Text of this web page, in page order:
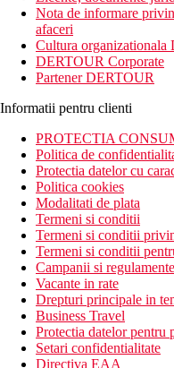
apropiere de orasul
un echilibru ideal intre
si cele pentru relaxare,
asupra orasului.
22 km distanta
Descrierea camerei
Camerele dispun de:
aer conditionat
Wifi
TV
dus sau cada
balcon / terasa
toaleta
seif
telefon
aparat pentru
minibar
Nota de informare
afaceri
Cultura organizationala
DERTOUR Corporate
Partener DERTOUR
Informatii pentru clienti
PROTECTIA
Politica de
Protectia datelor cu
Politica cookies
Modalitati de plata
Termeni si conditii
Termeni si conditii
Termeni si conditii
Campanii si regulamente
Vacante in rate
Drepturi principale in
Business Travel
Protectia datelor pentru
Setari confidentialitate
Directiva EAA